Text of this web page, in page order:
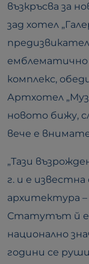
възкръсва за
зад хотел
емблематично
комплекс,
Артхотел
новото бижу,
вече е
„Тази
г. и е
архитектура –
Статутът й е
национално
години се